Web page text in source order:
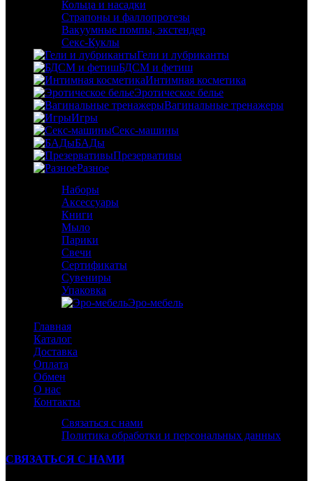
Кольца и насадки
Страпоны и фаллопротезы
Вакуумные помпы, экстендер
Секс-Куклы
Гели и лубриканты
БДСМ и фетиш
Интимная косметика
Эротическое белье
Вагинальные тренажеры
Игры
Секс-машины
БАДы
Презервативы
Разное
Наборы
Аксессуары
Книги
Мыло
Парики
Свечи
Сертификаты
Сувениры
Упаковка
Эро-мебель
Главная
Каталог
Доставка
Оплата
Обмен
О нас
Контакты
Связаться с нами
Политика обработки и персональных данных
СВЯЗАТЬСЯ С НАМИ